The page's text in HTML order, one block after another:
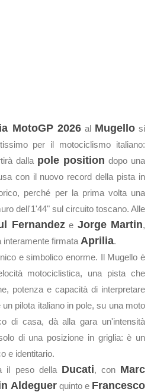
MotoGP 2026al Mugellosi
per il motociclismo italiano:
dalla pole position dopo una
con il nuovo record della pista in
perché per la prima volta una
dell'1'44" sul circuito toscano. Alle
Fernandeze Jorge Martin,
interamente firmata Aprilia.
e simbolico enorme. Il Mugello è
motociclistica, una pista che
potenza e capacità di interpretare
pilota italiano in pole, su una moto
di casa, dà alla gara un'intensità
di una posizione in griglia: è un
e identitario.
il peso della Ducati, con Marc
Aldeguerquinto e Francesco